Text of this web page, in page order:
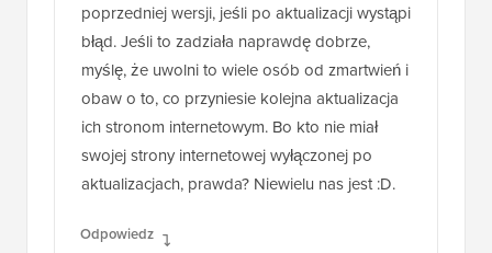
poprzedniej wersji, jeśli po aktualizacji wystąpi
błąd. Jeśli to zadziała naprawdę dobrze,
myślę, że uwolni to wiele osób od zmartwień i
obaw o to, co przyniesie kolejna aktualizacja
ich stronom internetowym. Bo kto nie miał
swojej strony internetowej wyłączonej po
aktualizacjach, prawda? Niewielu nas jest :D.
Odpowiedz